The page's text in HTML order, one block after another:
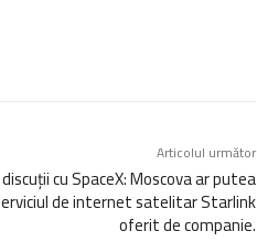
Articolul următor
cu SpaceX: Moscova ar putea
de internet satelitar Starlink
oferit de companie.